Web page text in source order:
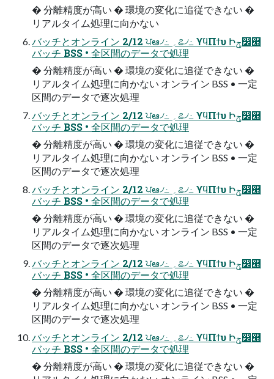
� 分離精度が高い � 環境の変化に追従できない �
リアルタイム処理に向かない
バッチとオンライン 2/12 ਪఆ৴߸ ؍ଌ৴߸ ϒϥΠϯυ Իݯ෼཭
バッチ BSS • 全区間のデータで処理
� 分離精度が高い � 環境の変化に追従できない �
リアルタイム処理に向かない オンライン BSS • 一定
区間のデータで逐次処理
バッチとオンライン 2/12 ਪఆ৴߸ ؍ଌ৴߸ ϒϥΠϯυ Իݯ෼཭
バッチ BSS • 全区間のデータで処理
� 分離精度が高い � 環境の変化に追従できない �
リアルタイム処理に向かない オンライン BSS • 一定
区間のデータで逐次処理
バッチとオンライン 2/12 ਪఆ৴߸ ؍ଌ৴߸ ϒϥΠϯυ Իݯ෼཭
バッチ BSS • 全区間のデータで処理
� 分離精度が高い � 環境の変化に追従できない �
リアルタイム処理に向かない オンライン BSS • 一定
区間のデータで逐次処理
バッチとオンライン 2/12 ਪఆ৴߸ ؍ଌ৴߸ ϒϥΠϯυ Իݯ෼཭
バッチ BSS • 全区間のデータで処理
� 分離精度が高い � 環境の変化に追従できない �
リアルタイム処理に向かない オンライン BSS • 一定
区間のデータで逐次処理
バッチとオンライン 2/12 ਪఆ৴߸ ؍ଌ৴߸ ϒϥΠϯυ Իݯ෼཭
バッチ BSS • 全区間のデータで処理
� 分離精度が高い � 環境の変化に追従できない �